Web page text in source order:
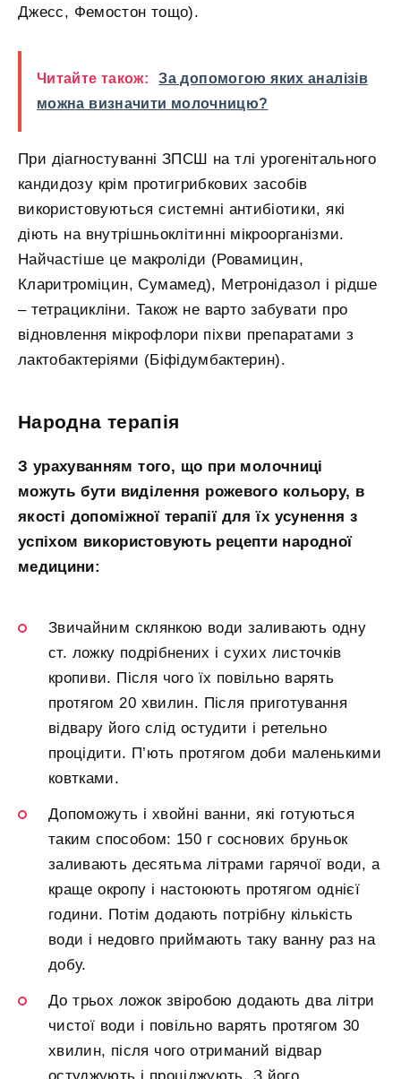
Джесс, Фемостон тощо).
Читайте також:
За допомогою яких аналізів
можна визначити молочницю?
При діагностуванні ЗПСШ на тлі урогенітального
кандидозу крім протигрибкових засобів
використовуються системні антибіотики, які
діють на внутрішньоклітинні мікроорганізми.
Найчастіше це макроліди (Ровамицин,
Кларитроміцин, Сумамед), Метронідазол і рідше
– тетрацикліни. Також не варто забувати про
відновлення мікрофлори піхви препаратами з
лактобактеріями (Біфідумбактерин).
Народна терапія
З урахуванням того, що при молочниці
можуть бути виділення рожевого кольору, в
якості допоміжної терапії для їх усунення з
успіхом використовують рецепти народної
медицини:
Звичайним склянкою води заливають одну
ст. ложку подрібнених і сухих листочків
кропиви. Після чого їх повільно варять
протягом 20 хвилин. Після приготування
відвару його слід остудити і ретельно
процідити. П’ють протягом доби маленькими
ковтками.
Допоможуть і хвойні ванни, які готуються
таким способом: 150 г соснових бруньок
заливають десятьма літрами гарячої води, а
краще окропу і настоюють протягом однієї
години. Потім додають потрібну кількість
води і недовго приймають таку ванну раз на
добу.
До трьох ложок звіробою додають два літри
чистої води і повільно варять протягом 30
хвилин, після чого отриманий відвар